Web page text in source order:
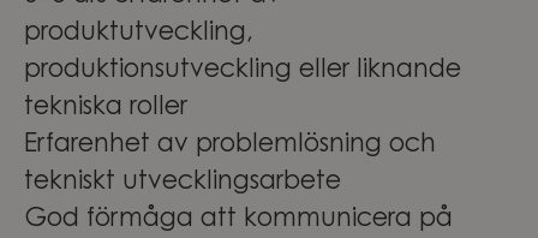
produktutveckling,
produktionsutveckling eller liknande
tekniska roller
Erfarenhet av problemlösning och
tekniskt utvecklingsarbete
God förmåga att kommunicera på